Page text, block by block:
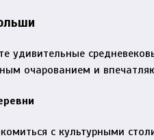
удивительные
очарованием и
с культурными